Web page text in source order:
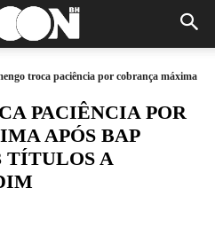
troca paciência por cobrança máxima
PACIÊNCIA POR
APÓS BAP
TÍTULOS A